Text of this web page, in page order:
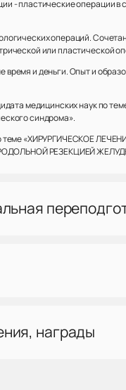
- пластические операции
операций.
или пластической
и деньги. Опыт и
медицинских наук по
синдрома».
по теме
РЕЗЕКЦИЕЙ
награды